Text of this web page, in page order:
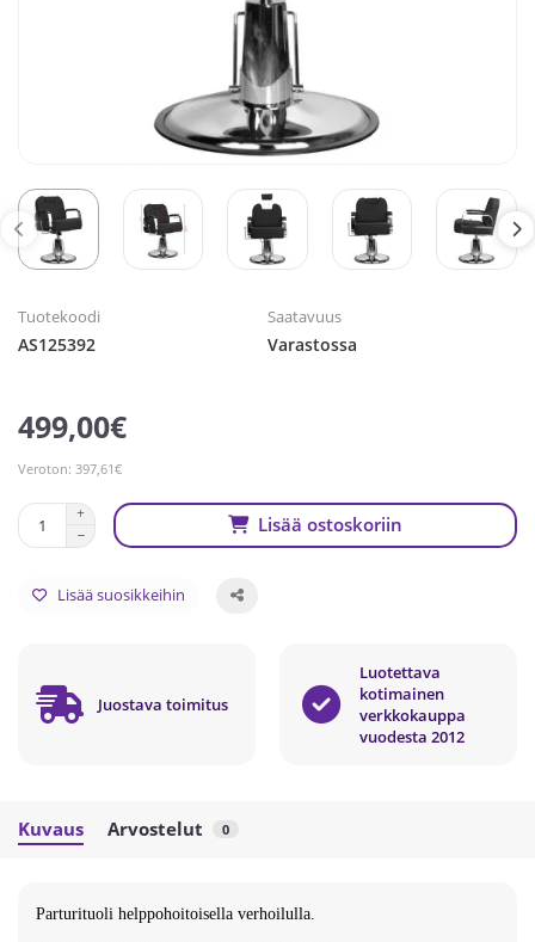
Tuotekoodi
AS125392
Saatavuus
Varastossa
499,00€
Veroton: 397,61€
Lisää ostoskoriin
Lisää suosikkeihin
Juostava toimitus
Luotettava
kotimainen
verkkokauppa
vuodesta 2012
Kuvaus Arvostelut 0
Parturituoli helppohoitoisella verhoilulla.